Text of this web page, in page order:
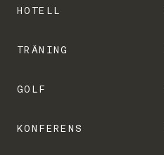
HOTELL
TRÄNING
GOLF
KONFERENS